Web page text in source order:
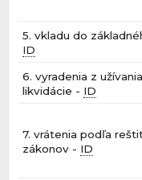
5. vkladu do
ID
6. vyradenia z
likvidácie - ID
7. vrátenia podľa
zákonov - ID